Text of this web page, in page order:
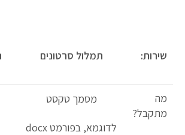
שירות: תמלול סרטונים
מה
מתקבל?
מסמך טקסט
לדוגמא, בפורמט docx